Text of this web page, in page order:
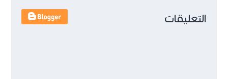
التعليقات